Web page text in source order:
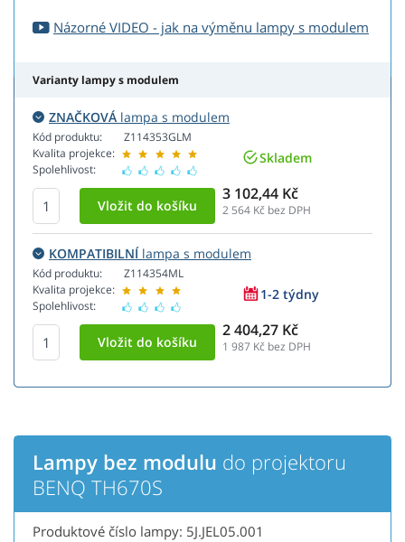
Názorné VIDEO - jak na výměnu lampy s modulem
Varianty lampy s modulem
ZNAČKOVÁ lampa s modulem
Kód produktu:
Kvalita projekce:
Spolehlivost:
Z114353GLM
Skladem
3 102,44 Kč
2 564 Kč bez DPH
KOMPATIBILNÍlampa s modulem
Kód produktu:
Kvalita projekce:
Spolehlivost:
Z114354ML
1-2 týdny
2 404,27 Kč
1 987 Kč bez DPH
Lampy bez modulu do projektoru
BENQ TH670S
Produktové číslo lampy: 5J.JEL05.001